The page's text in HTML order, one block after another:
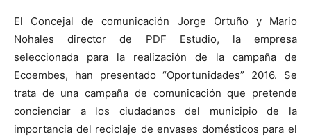
El Concejal de comunicación Jorge Ortuño y Mario
Nohales director de PDF Estudio, la empresa
seleccionada para la realización de la campaña de
Ecoembes, han presentado “Oportunidades” 2016. Se
trata de una campaña de comunicación que pretende
concienciar a los ciudadanos del municipio de la
importancia del reciclaje de envases domésticos para el